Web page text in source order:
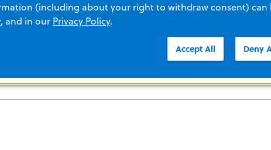
(including about your right to withdraw consent) can
, and in our Privacy Policy.
Accept All Deny